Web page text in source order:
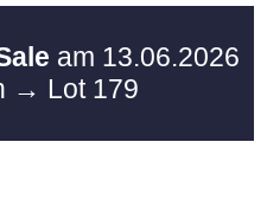
am 13.06.2026
→ Lot 179